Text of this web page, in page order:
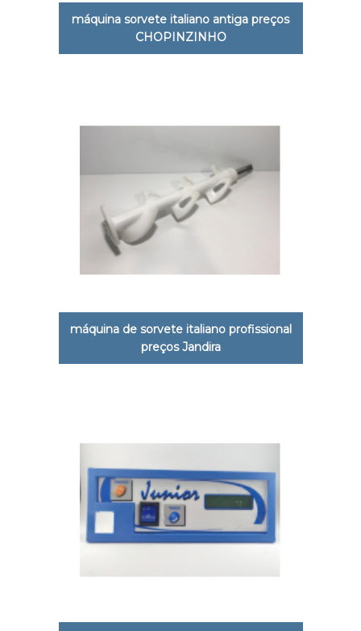
máquina sorvete italiano antiga preços
CHOPINZINHO
máquina de sorvete italiano profissional
preços Jandira